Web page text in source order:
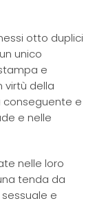
otto duplici
unico
e
virtù della
conseguente e
e nelle
nelle loro
tenda da
e